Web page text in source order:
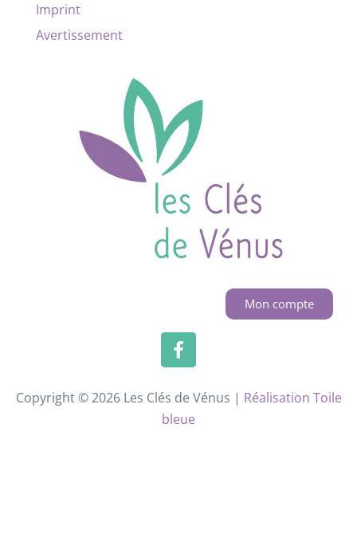
Imprint
Avertissement
Mon compte
Copyright © 2026 Les Clés de Vénus | Réalisation Toile
bleue